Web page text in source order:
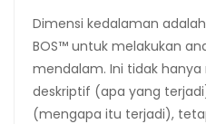
Dimensi kedalaman
BOS™ untuk melakukan
mendalam. Ini tidak hanya
deskriptif (apa yang
(mengapa itu terjadi),